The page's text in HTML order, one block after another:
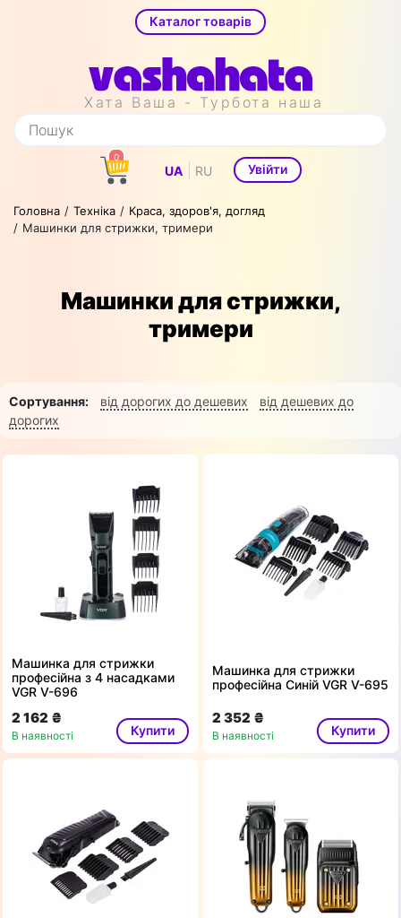
Каталог товарів
Хата Ваша - Турбота наша
0
UA RU Увійти
Головна Техніка
Краса, здоров'я, догляд
Машинки для стрижки, тримери
Машинки для стрижки,
тримери
Сортування: від дорогих до дешевих
від дешевих до
дорогих
Машинка для стрижки
професійна з 4 насадками
VGR V-696
2 162 ₴
В наявності Купити
Машинка для стрижки
професійна Синій VGR V-695
2 352 ₴
В наявності Купити